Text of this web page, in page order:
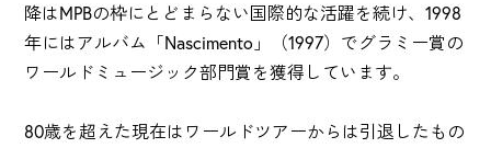
降はMPBの枠にとどまらない国際的な活躍を続け、1998
年にはアルバム「Nascimento」（1997）でグラミー賞の
ワールドミュージック部門賞を獲得しています。
80歳を超えた現在はワールドツアーからは引退したもの